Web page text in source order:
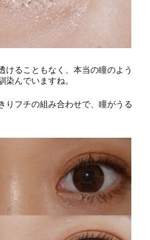
けることもなく、本当の瞳のよう
染んでいますね。
りフチの組み合わせで、瞳がうる